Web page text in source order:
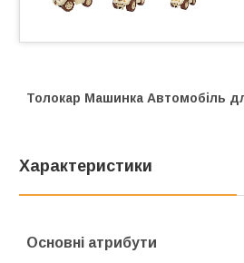
Толокар Машинка Автомобіль
Характеристики
Основні атрибути